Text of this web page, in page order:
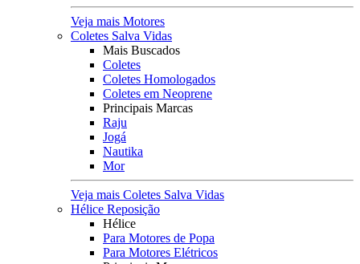
Veja mais Motores
Coletes Salva Vidas
Mais Buscados
Coletes
Coletes Homologados
Coletes em Neoprene
Principais Marcas
Raju
Jogá
Nautika
Mor
Veja mais Coletes Salva Vidas
Hélice Reposição
Hélice
Para Motores de Popa
Para Motores Elétricos